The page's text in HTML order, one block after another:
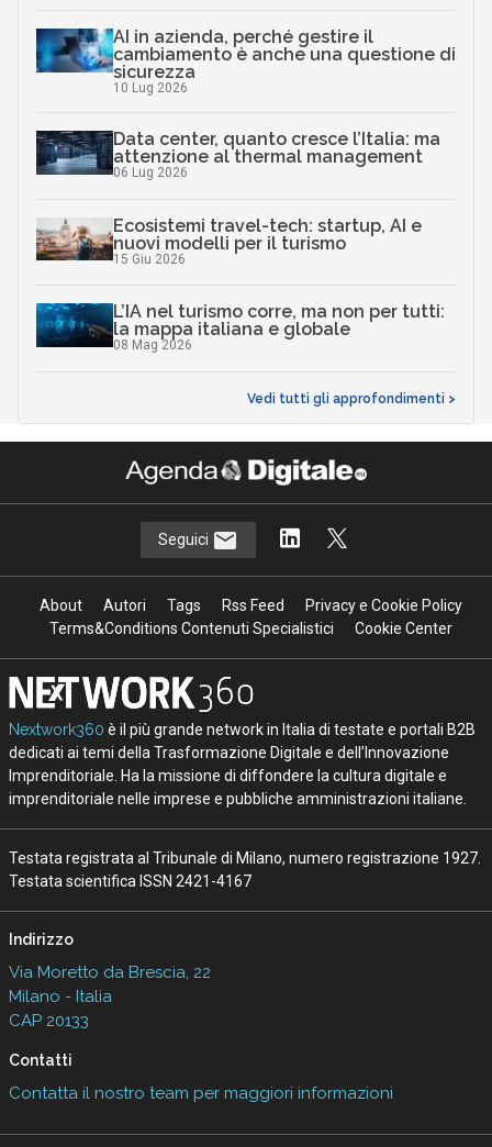
AI in azienda, perché gestire il
cambiamento è anche una questione di
sicurezza
10 Lug 2026
Data center, quanto cresce l’Italia: ma
attenzione al thermal management
06 Lug 2026
Ecosistemi travel-tech: startup, AI e
nuovi modelli per il turismo
15 Giu 2026
L’IA nel turismo corre, ma non per tutti:
la mappa italiana e globale
08 Mag 2026
Vedi tutti gli approfondimenti >
Seguici
About Autori Tags Rss Feed
Privacy e Cookie Policy
Terms&Conditions Contenuti Specialistici
Cookie Center
Nextwork360 è il più grande network in Italia di testate e portali B2B
dedicati ai temi della Trasformazione Digitale e dell’Innovazione
Imprenditoriale. Ha la missione di diffondere la cultura digitale e
imprenditoriale nelle imprese e pubbliche amministrazioni italiane.
Testata registrata al Tribunale di Milano, numero registrazione 1927.
Testata scientifica ISSN 2421-4167
Indirizzo
Via Moretto da Brescia, 22
Milano - Italia
CAP 20133
Contatti
Contatta il nostro team per maggiori informazioni